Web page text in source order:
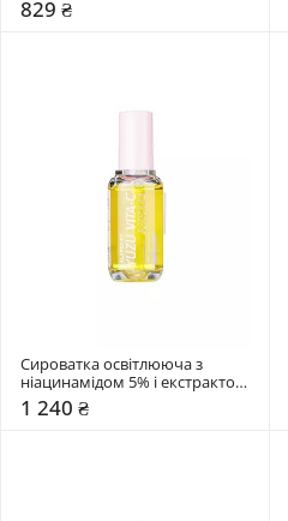
829 ₴
Сироватка освітлююча з
ніацинамідом 5% і екстрактом
юдзу Lalarecipe 50 мл
1 240 ₴